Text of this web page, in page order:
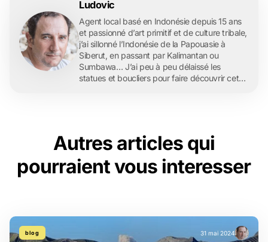
Ludovic
Agent local basé en Indonésie depuis 15 ans
et passionné d’art primitif et de culture tribale,
j’ai sillonné l’Indonésie de la Papouasie à
Siberut, en passant par Kalimantan ou
Sumbawa… J’ai peu à peu délaissé les
statues et boucliers pour faire découvrir cet
Autres articles qui
pourraient vous interesser
blog 31 mai 2024